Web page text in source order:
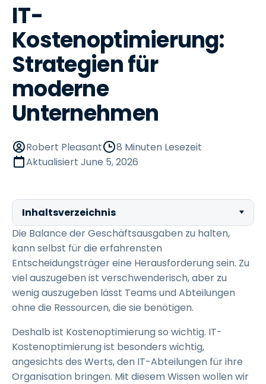
IT-
Kostenoptimierung:
Strategien für
moderne
Unternehmen
Robert Pleasant
8 Minuten Lesezeit
Aktualisiert June 5, 2026
Inhaltsverzeichnis
Die Balance der Geschäftsausgaben zu halten,
kann selbst für die erfahrensten
Entscheidungsträger eine Herausforderung sein. Zu
viel auszugeben ist verschwenderisch, aber zu
wenig auszugeben lässt Teams und Abteilungen
ohne die Ressourcen, die sie benötigen.
Deshalb ist Kostenoptimierung so wichtig. IT-
Kostenoptimierung ist besonders wichtig,
angesichts des Werts, den IT-Abteilungen für ihre
Organisation bringen. Mit diesem Wissen wollen wir